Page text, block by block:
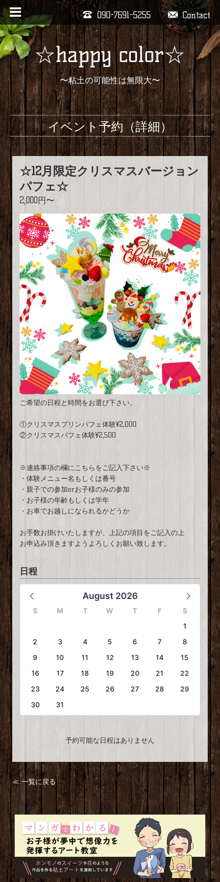
Contact
090-7691-5255
☆happy color☆
〜粘土の可能性は無限大〜
イベント予約（詳細）
☆12月限定クリスマスバージョン
パフェ☆
2,000円〜
ご希望の日程と時間をお選び下さい。
①クリスマスプリンパフェ体験¥2,000
②クリスマスパフェ体験¥2,500
※連絡事項の欄にこちらをご記入下さい※
・体験メニュー名もしくは番号
・親子での参加orお子様のみの参加
・お子様の年齢もしくは学年
・お車でお越しになられるかどうか
お手数お掛けいたしますが、上記の項目をご記入の上
お申込み頂きますようよろしくお願い致します。
日程
August 2026
S M T W T F
S
1
2
3 4 5 6 7
8
9
10 11 12 13 14
15
16
17 18 19 20 21
22
23
24 25 26 27 28
29
30
31
予約可能な日程はありません
≪ 一覧に戻る